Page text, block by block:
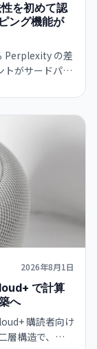
を初めて認
ング機能が
Perplexity の差
トがサードパー
響を与える先
2026年8月1日
で計算
へ
購読者向け
構造で、